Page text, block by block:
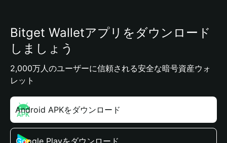
Bitget Walletアプリをダウンロード
しましょう
2,000万人のユーザーに信頼される安全な暗号資産ウォ
レット
Android APKをダウンロード
Google Playをダウンロード